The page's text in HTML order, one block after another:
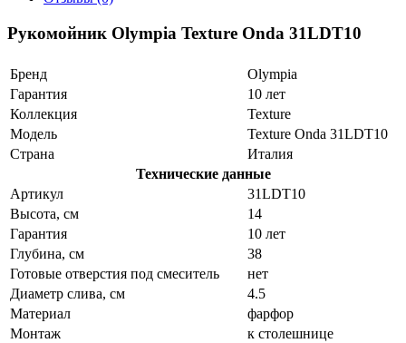
Рукомойник Olympia Texture Onda 31LDT10
Бренд
Olympia
Гарантия
10 лет
Коллекция
Texture
Модель
Texture Onda 31LDT10
Страна
Италия
Технические данные
Артикул
31LDT10
Высота, см
14
Гарантия
10 лет
Глубина, см
38
Готовые отверстия под смеситель
нет
Диаметр слива, см
4.5
Материал
фарфор
Монтаж
к столешнице